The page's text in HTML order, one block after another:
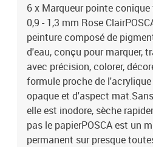
6 x Marqueur pointe conique
0,9 - 1,3 mm Rose
peinture composé de
d'eau, conçu pour marquer,
avec précision, colorer,
formule proche de
opaque et d'aspect
elle est inodore, sèche
pas le papierPOSCA est un
permanent sur presque